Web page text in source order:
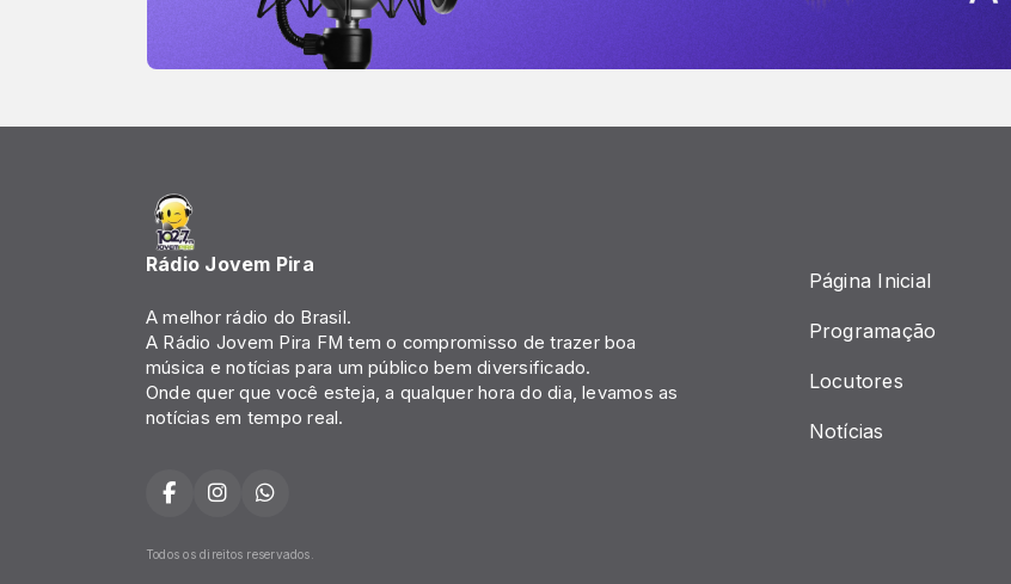
Rádio Jovem Pira
A melhor rádio do Brasil.
A Rádio Jovem Pira FM tem o compromisso de trazer boa
música e notícias para um público bem diversificado.
Onde quer que você esteja, a qualquer hora do dia, levamos as
notícias em tempo real.
Página Inicial
Programação
Locutores
Notícias
Todos os direitos reservados.